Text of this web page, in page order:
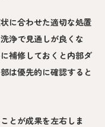
に合わせた適切な処置
浄で見通しが良くな
補修しておくと内部ダ
は優先的に確認すると
とが成果を左右しま